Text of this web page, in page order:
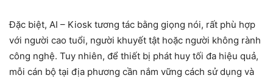
Đặc biệt, AI – Kiosk tương tác bằng giọng nói, rất phù hợp
với người cao tuổi, người khuyết tật hoặc người không rành
công nghệ. Tuy nhiên, để thiết bị phát huy tối đa hiệu quả,
mỗi cán bộ tại địa phương cần nắm vững cách sử dụng và